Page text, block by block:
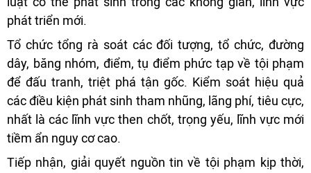
phát triển mới.
Tổ chức tổng rà soát các đối tượng, tổ chức, đường
dây, băng nhóm, điểm, tụ điểm phức tạp về tội phạm
để đấu tranh, triệt phá tận gốc. Kiểm soát hiệu quả
các điều kiện phát sinh tham nhũng, lãng phí, tiêu cực,
nhất là các lĩnh vực then chốt, trọng yếu, lĩnh vực mới
tiềm ẩn nguy cơ cao.
Tiếp nhận, giải quyết nguồn tin về tội phạm kịp thời,